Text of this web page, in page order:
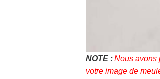
NOTE :Nous avons
votre image de